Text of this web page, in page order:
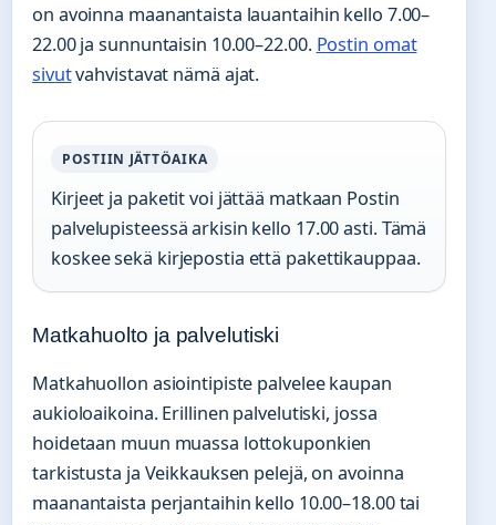
on avoinna maanantaista lauantaihin kello 7.00–
22.00 ja sunnuntaisin 10.00–22.00. Postin omat
sivutvahvistavat nämä ajat.
POSTIIN JÄTTÖAIKA
Kirjeet ja paketit voi jättää matkaan Postin
palvelupisteessä arkisin kello 17.00 asti. Tämä
koskee sekä kirjepostia että pakettikauppaa.
Matkahuolto ja palvelutiski
Matkahuollon asiointipiste palvelee kaupan
aukioloaikoina. Erillinen palvelutiski, jossa
hoidetaan muun muassa lottokuponkien
tarkistusta ja Veikkauksen pelejä, on avoinna
maanantaista perjantaihin kello 10.00–18.00 tai